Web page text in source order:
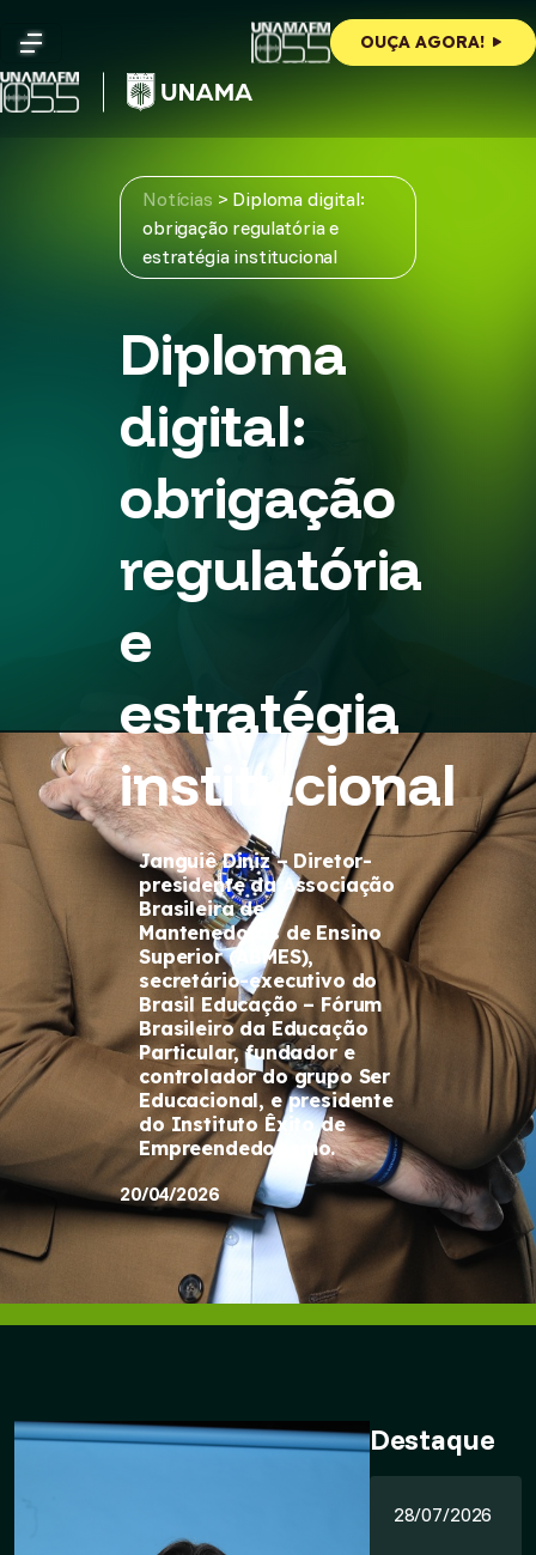
content
OUÇA AGORA!
Notícias > Diploma digital:
obrigação regulatória e
estratégia institucional
Diploma
digital:
obrigação
regulatória
e
estratégia
institucional
Janguiê Diniz – Diretor-
presidente da Associação
Brasileira de
Mantenedoras de Ensino
Superior (ABMES),
secretário-executivo do
Brasil Educação – Fórum
Brasileiro da Educação
Particular, fundador e
controlador do grupo Ser
Educacional, e presidente
do Instituto Êxito de
Empreendedorismo.
20/04/2026
Destaque
28/07/2026